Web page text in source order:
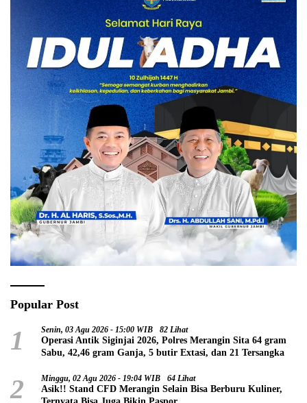
Popular Post
1 Senin, 03 Agu 2026 - 15:00 WIB 82 Lihat
Operasi Antik Siginjai 2026, Polres Merangin Sita 64 gram
Sabu, 42,46 gram Ganja, 5 butir Extasi, dan 21 Tersangka
2 Minggu, 02 Agu 2026 - 19:04 WIB 64 Lihat
Asik!! Stand CFD Merangin Selain Bisa Berburu Kuliner,